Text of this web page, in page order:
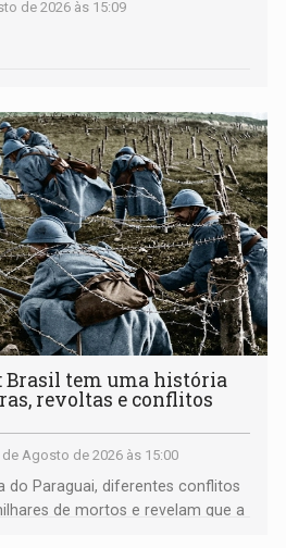
de 2026 às 15:09
Brasil tem uma história
revoltas e conflitos
de Agosto de 2026 às 15:00
do Paraguai, diferentes conflitos
de mortos e revelam que a